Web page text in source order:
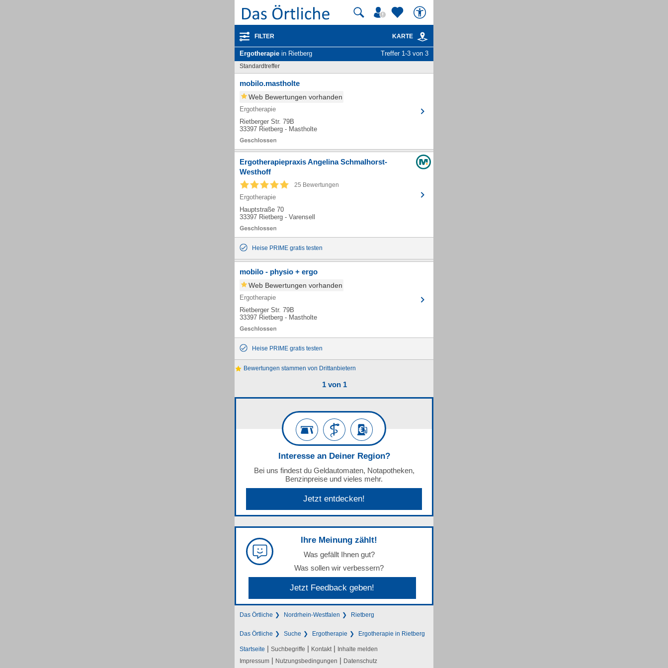
FILTER KARTE
Ergotherapie in Rietberg Treffer 1-3 von 3
Standardtreffer
mobilo.mastholte
Web Bewertungen vorhanden
Ergotherapie
Rietberger Str. 79B
33397 Rietberg - Mastholte
Ergotherapiepraxis Angelina Schmalhorst-
Westhoff
25 Bewertungen
Ergotherapie
Hauptstraße 70
33397 Rietberg - Varensell
Heise PRIME gratis testen
mobilo - physio + ergo
Web Bewertungen vorhanden
Ergotherapie
Rietberger Str. 79B
33397 Rietberg - Mastholte
Heise PRIME gratis testen
Bewertungen stammen von Drittanbietern
1 von 1
Interesse an Deiner Region?
Bei uns findest du Geldautomaten, Notapotheken,
Benzinpreise und vieles mehr.
Jetzt entdecken!
Ihre Meinung zählt!
Was gefällt Ihnen gut?
Was sollen wir verbessern?
Jetzt Feedback geben!
Das Örtliche Nordrhein-Westfalen Rietberg
Das Örtliche Suche Ergotherapie Ergotherapie in Rietberg
Startseite | Suchbegriffe | Kontakt | Inhalte melden
Impressum | Nutzungsbedingungen | Datenschutz